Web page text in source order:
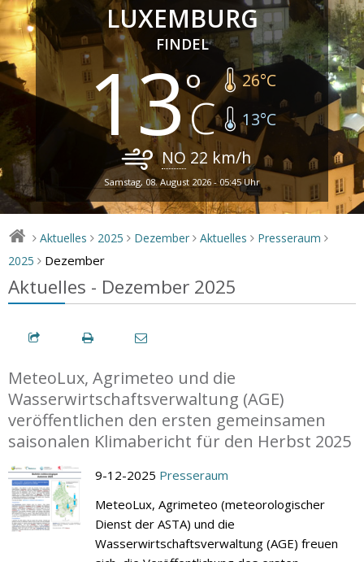
LUXEMBURG
FINDEL
13 26°C
13°C
NO 22 km/h
Samstag, 08. August 2026 - 05:45 Uhr
> Aktuelles > 2025 > Dezember > Aktuelles > Presseraum >
2025 > Dezember
Aktuelles - Dezember 2025
MeteoLux, Agrimeteo und die
Wasserwirtschaftsverwaltung (AGE)
veröffentlichen den ersten gemeinsamen
saisonalen Klimabericht für den Herbst 2025
9-12-2025 Presseraum
MeteoLux, Agrimeteo (meteorologischer
Dienst der ASTA) und die
Wasserwirtschaftsverwaltung (AGE) freuen